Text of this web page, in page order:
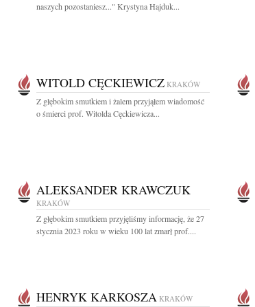
naszych pozostaniesz..." Krystyna Hajduk...
WITOLD CĘCKIEWICZ KRAKÓW
Z głębokim smutkiem i żalem przyjąłem wiadomość
o śmierci prof. Witolda Cęckiewicza...
ALEKSANDER KRAWCZUK
KRAKÓW
Z głębokim smutkiem przyjęliśmy informację, że 27
stycznia 2023 roku w wieku 100 lat zmarł prof....
HENRYK KARKOSZA KRAKÓW